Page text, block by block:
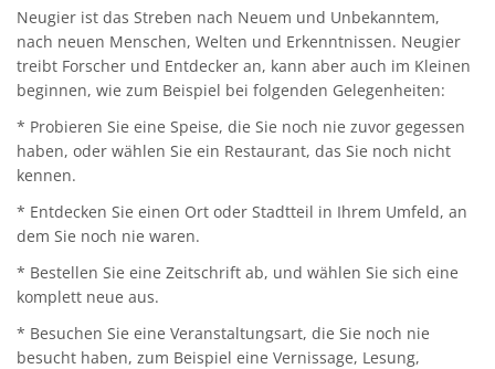
Neugier ist das Streben nach Neuem und Unbekanntem,
nach neuen Menschen, Welten und Erkenntnissen. Neugier
treibt Forscher und Entdecker an, kann aber auch im Kleinen
beginnen, wie zum Beispiel bei folgenden Gelegenheiten:
* Probieren Sie eine Speise, die Sie noch nie zuvor gegessen
haben, oder wählen Sie ein Restaurant, das Sie noch nicht
kennen.
* Entdecken Sie einen Ort oder Stadtteil in Ihrem Umfeld, an
dem Sie noch nie waren.
* Bestellen Sie eine Zeitschrift ab, und wählen Sie sich eine
komplett neue aus.
* Besuchen Sie eine Veranstaltungsart, die Sie noch nie
besucht haben, zum Beispiel eine Vernissage, Lesung,